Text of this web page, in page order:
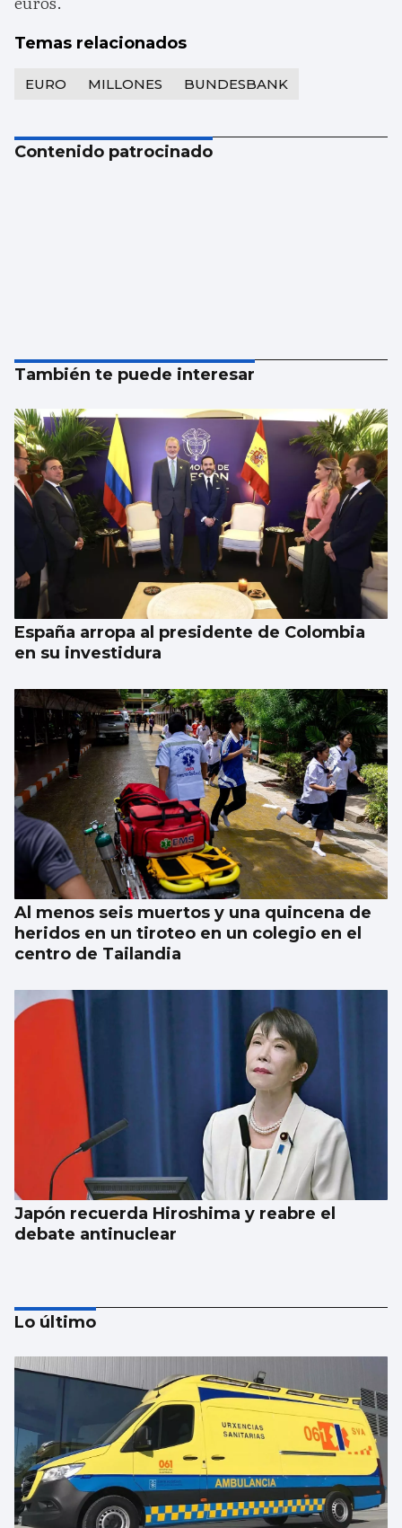
Temas relacionados
EURO MILLONES BUNDESBANK
Contenido patrocinado
También te puede interesar
España arropa al presidente de Colombia
en su investidura
Al menos seis muertos y una quincena de
heridos en un tiroteo en un colegio en el
centro de Tailandia
Japón recuerda Hiroshima y reabre el
debate antinuclear
Trump amenaza con un golpe “muy duro”
si Ormuz no abre
Lo último